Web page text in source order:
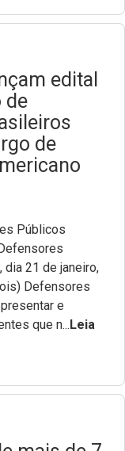
edital
de
de
Públicos
dia 21 de janeiro,
Defensores
e
que n...Leia